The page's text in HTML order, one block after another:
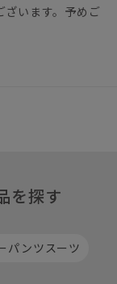
います。予めご
を探す
パンツスーツ